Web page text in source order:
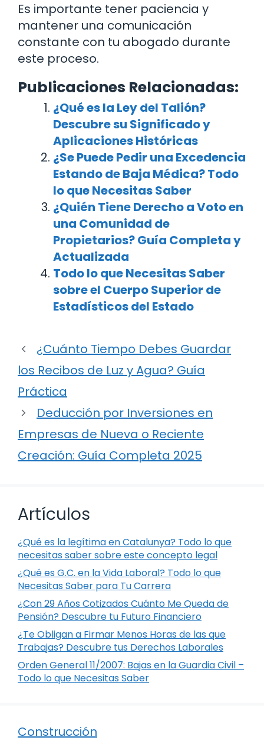
Es importante tener paciencia y
mantener una comunicación
constante con tu abogado durante
este proceso.
Publicaciones Relacionadas:
¿Qué es la Ley del Talión?
Descubre su Significado y
Aplicaciones Históricas
¿Se Puede Pedir una Excedencia
Estando de Baja Médica? Todo
lo que Necesitas Saber
¿Quién Tiene Derecho a Voto en
una Comunidad de
Propietarios? Guía Completa y
Actualizada
Todo lo que Necesitas Saber
sobre el Cuerpo Superior de
Estadísticos del Estado
¿Cuánto Tiempo Debes Guardar
los Recibos de Luz y Agua? Guía
Práctica
Deducción por Inversiones en
Empresas de Nueva o Reciente
Creación: Guía Completa 2025
Artículos
¿Qué es la legítima en Catalunya? Todo lo que
necesitas saber sobre este concepto legal
¿Qué es G.C. en la Vida Laboral? Todo lo que
Necesitas Saber para Tu Carrera
¿Con 29 Años Cotizados Cuánto Me Queda de
Pensión? Descubre tu Futuro Financiero
¿Te Obligan a Firmar Menos Horas de las que
Trabajas? Descubre tus Derechos Laborales
Orden General 11/2007: Bajas en la Guardia Civil –
Todo lo que Necesitas Saber
Construcción